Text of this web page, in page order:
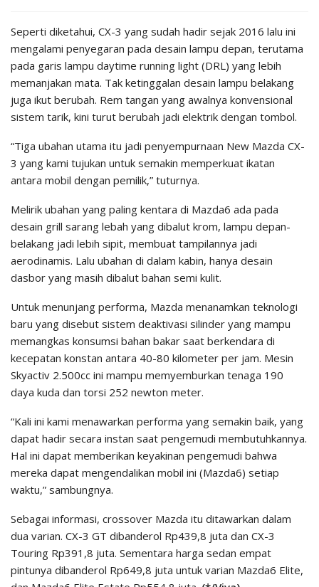
Seperti diketahui, CX-3 yang sudah hadir sejak 2016 lalu ini
mengalami penyegaran pada desain lampu depan, terutama
pada garis lampu daytime running light (DRL) yang lebih
memanjakan mata. Tak ketinggalan desain lampu belakang
juga ikut berubah. Rem tangan yang awalnya konvensional
sistem tarik, kini turut berubah jadi elektrik dengan tombol.
“Tiga ubahan utama itu jadi penyempurnaan New Mazda CX-
3 yang kami tujukan untuk semakin memperkuat ikatan
antara mobil dengan pemilik,” tuturnya.
Melirik ubahan yang paling kentara di Mazda6 ada pada
desain grill sarang lebah yang dibalut krom, lampu depan-
belakang jadi lebih sipit, membuat tampilannya jadi
aerodinamis. Lalu ubahan di dalam kabin, hanya desain
dasbor yang masih dibalut bahan semi kulit.
Untuk menunjang performa, Mazda menanamkan teknologi
baru yang disebut sistem deaktivasi silinder yang mampu
memangkas konsumsi bahan bakar saat berkendara di
kecepatan konstan antara 40-80 kilometer per jam. Mesin
Skyactiv 2.500cc ini mampu memyemburkan tenaga 190
daya kuda dan torsi 252 newton meter.
“Kali ini kami menawarkan performa yang semakin baik, yang
dapat hadir secara instan saat pengemudi membutuhkannya.
Hal ini dapat memberikan keyakinan pengemudi bahwa
mereka dapat mengendalikan mobil ini (Mazda6) setiap
waktu,” sambungnya.
Sebagai informasi, crossover Mazda itu ditawarkan dalam
dua varian. CX-3 GT dibanderol Rp439,8 juta dan CX-3
Touring Rp391,8 juta. Sementara harga sedan empat
pintunya dibanderol Rp649,8 juta untuk varian Mazda6 Elite,